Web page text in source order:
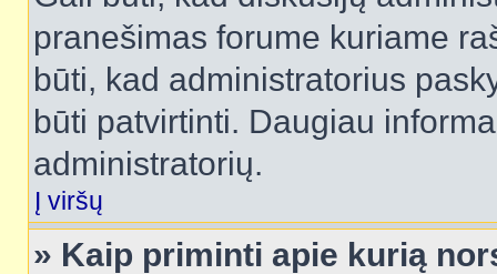
pranešimas forume kuriame
būti, kad administratorius
būti patvirtinti. Daugiau
administratorių.
Į viršų
» Kaip priminti apie kurią